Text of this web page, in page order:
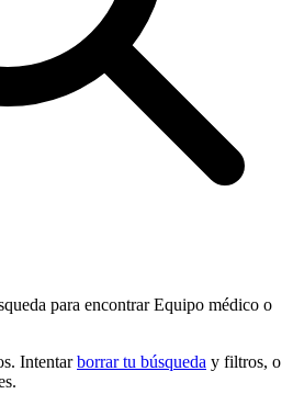
para encontrar Equipo médico o
Intentarborrar tu búsqueda y filtros, o